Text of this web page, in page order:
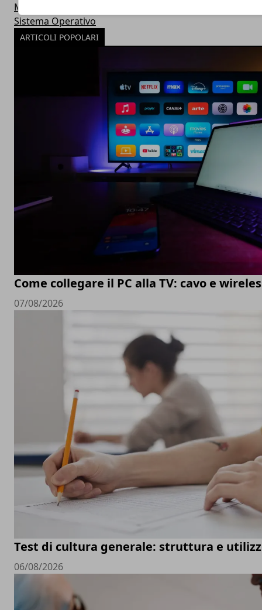
Microsoft
Sistema Operativo
ARTICOLI POPOLARI
Come collegare il PC alla TV: cavo e
07/08/2026
Test di cultura generale: struttura e
06/08/2026